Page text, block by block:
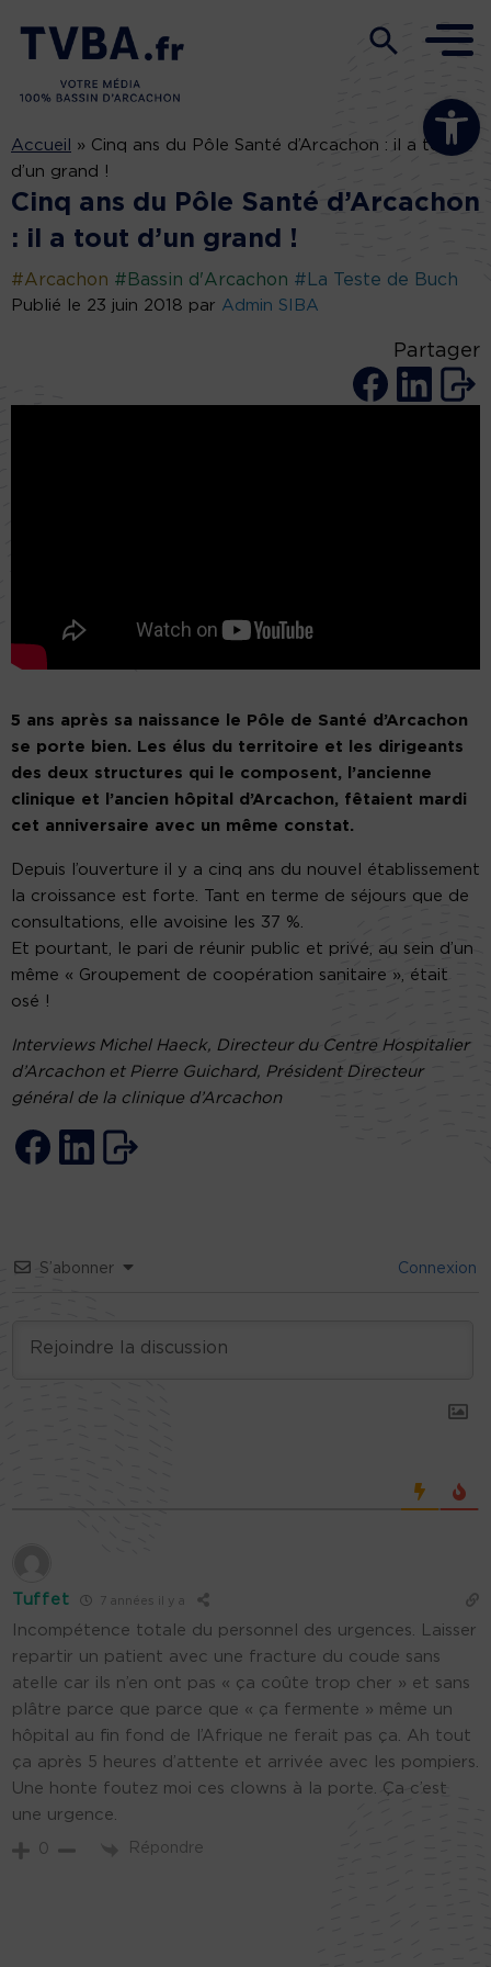
Ouvrir la
Accueil » Cinq ans du Pôle Santé d’Arcachon : il a tout
d’un grand !
Cinq ans du Pôle Santé d’Arcachon
: il a tout d’un grand !
#Arcachon #Bassin d'Arcachon #La Teste de Buch
Publié le 23 juin 2018 par Admin SIBA
Partager
5 ans après sa naissance le Pôle de Santé d’Arcachon
se porte bien. Les élus du territoire et les dirigeants
des deux structures qui le composent, l’ancienne
clinique et l’ancien hôpital d’Arcachon, fêtaient mardi
cet anniversaire avec un même constat.
Depuis l’ouverture il y a cinq ans du nouvel établissement
la croissance est forte. Tant en terme de séjours que de
consultations, elle avoisine les 37 %.
Et pourtant, le pari de réunir public et privé, au sein d’un
même « Groupement de coopération sanitaire », était
osé !
Interviews Michel Haeck, Directeur du Centre Hospitalier
d’Arcachon et Pierre Guichard, Président Directeur
général de la clinique d’Arcachon
S’abonner Connexion
Tuffet 7 années il y a
Incompétence totale du personnel des urgences. Laisser
repartir un patient avec une fracture du coude sans
atelle car ils n’en ont pas « ça coûte trop cher » et sans
plâtre parce que parce que « ça fermente » même un
hôpital au fin fond de l’Afrique ne ferait pas ça. Ah tout
ça après 5 heures d’attente et arrivée avec les pompiers.
Une honte foutez moi ces clowns à la porte. Ça c’est
une urgence.
0 Répondre